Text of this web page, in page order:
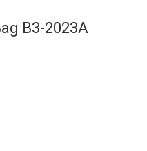
B3-2023A